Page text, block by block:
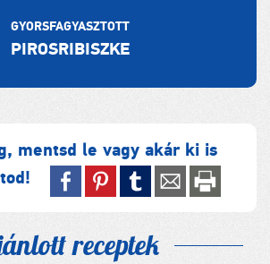
GYORSFAGYASZTOTT
PIROSRIBISZKE
mentsd le vagy akár ki is
receptek